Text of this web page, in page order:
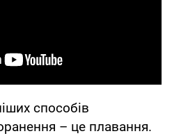
способів
– це плавання.